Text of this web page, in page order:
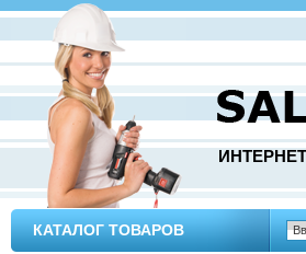
КАТАЛОГ ТОВАРОВ